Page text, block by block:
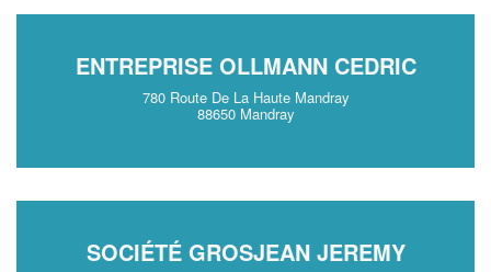
ENTREPRISE OLLMANN CEDRIC
780 Route De La Haute Mandray
88650 Mandray
SOCIÉTÉ GROSJEAN JEREMY